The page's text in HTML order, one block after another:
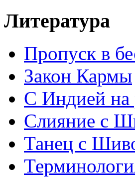
Литература
Пропуск в
Закон Кармы
С Индией на
Слияние с
Танец с